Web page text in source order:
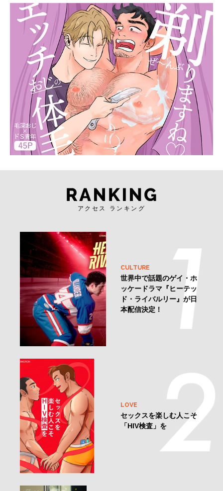
アクセス ランキング
CULTURE
世界中で話題のゲイ・ホ
ッケードラマ『ヒーテッ
ド・ライバルリー』が日
本配信決定！
LOVE
セックスを楽しむ人こそ
「HIV検査」を